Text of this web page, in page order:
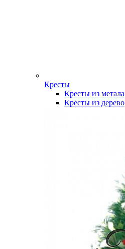
Кресты
Кресты из метала
Кресты из дерево